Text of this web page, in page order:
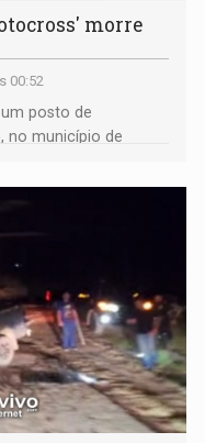
morre
00:52
posto de
no município de